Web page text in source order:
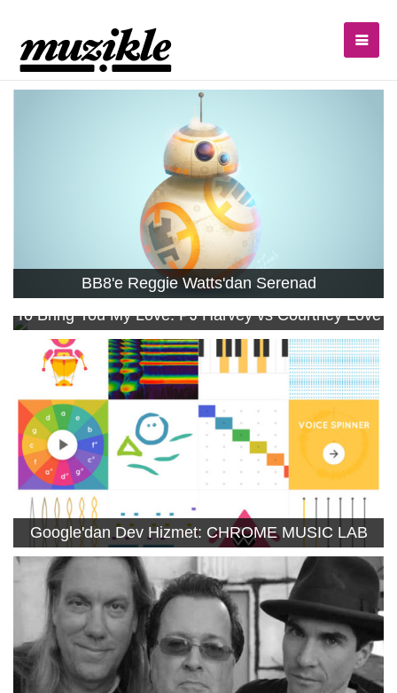
BB8'e Reggie Watts'dan Serenad
To Bring You My Love: PJ Harvey vs Courtney Love
Google'dan Dev Hizmet: CHROME MUSIC LAB